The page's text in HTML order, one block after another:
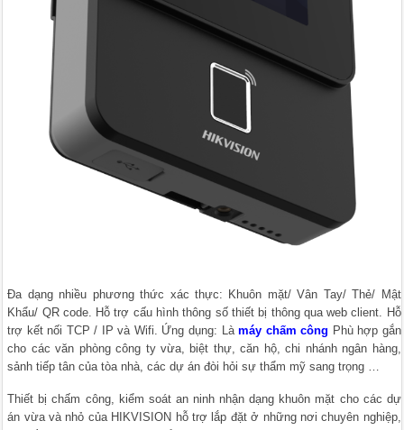
Đa dạng nhiều phương thức xác thực: Khuôn mặt/ Vân Tay/ Thẻ/ Mật
Khẩu/ QR code. Hỗ trợ cấu hình thông số thiết bị thông qua web client. Hỗ
trợ kết nối TCP / IP và Wifi. Ứng dụng: Làmáy chấm công Phù hợp gắn
cho các văn phòng công ty vừa, biệt thự, căn hộ, chi nhánh ngân hàng,
sảnh tiếp tân của tòa nhà, các dự án đòi hỏi sự thẩm mỹ sang trọng …
Thiết bị chấm công, kiểm soát an ninh nhận dạng khuôn mặt cho các dự
án vừa và nhỏ của HIKVISION hỗ trợ lắp đặt ở những nơi chuyên nghiệp,